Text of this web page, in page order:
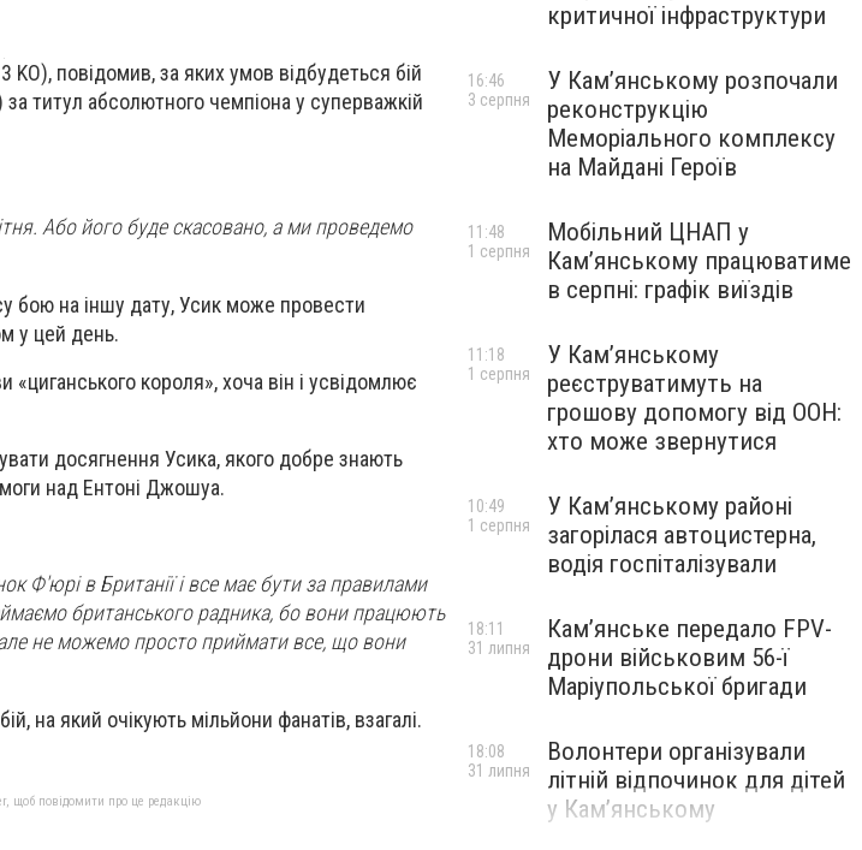
повідомив, за яких умов відбудеться бій
титул абсолютного чемпіона у суперважкій
Або його буде скасовано, а ми проведемо
бою на іншу дату, Усик може провести
у цей день.
«циганського короля», хоча він і усвідомлює
досягнення Усика, якого добре знають
над Ентоні Джошуа.
Ф'юрі в Британії і все має бути за правилами
британського радника, бо вони працюють
не можемо просто приймати все, що вони
на який очікують мільйони фанатів, взагалі.
щоб повідомити про це редакцію
критичної інфраструктури
У Кам’янському розпочали
реконструкцію
Меморіального комплексу
на Майдані Героїв
16:46
3 серпня
Мобільний ЦНАП у
Кам’янському працюватиме
в серпні: графік виїздів
11:48
1 серпня
У Кам’янському
реєструватимуть на
грошову допомогу від ООН:
хто може звернутися
11:18
1 серпня
У Кам’янському районі
загорілася автоцистерна,
водія госпіталізували
10:49
1 серпня
Кам’янське передало FPV-
дрони військовим 56-ї
Маріупольської бригади
18:11
31 липня
Волонтери організували
літній відпочинок для дітей
у Кам’янському
18:08
31 липня